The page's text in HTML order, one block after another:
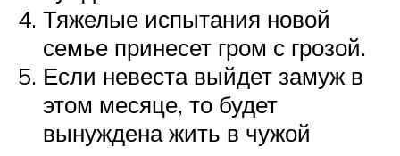
Тяжелые испытания новой
семье принесет гром с грозой.
Если невеста выйдет замуж в
этом месяце, то будет
вынуждена жить в чужой